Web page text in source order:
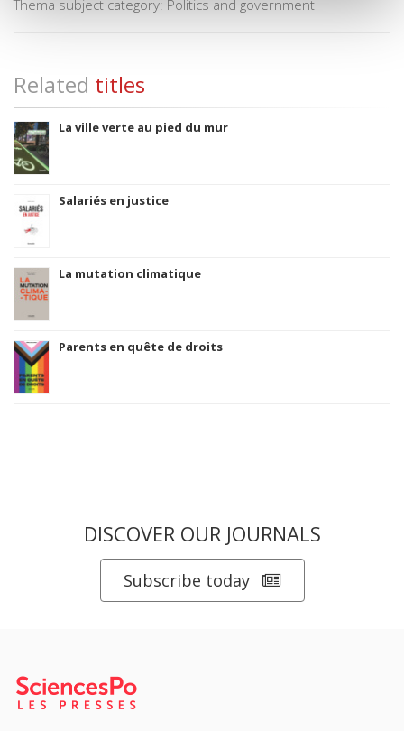
Thema subject category: Politics and government
Related titles
La ville verte au pied du mur
Salariés en justice
La mutation climatique
Parents en quête de droits
DISCOVER OUR JOURNALS
Subscribe today